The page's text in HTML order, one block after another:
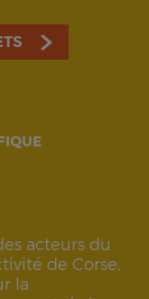
acteurs du
de Corse,
la